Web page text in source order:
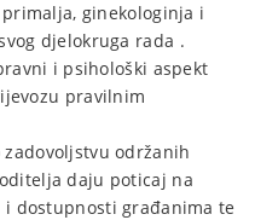
ginekologinja i
djelokruga rada .
i psihološki aspekt
pravilnim
održanih
daju poticaj na
i dostupnosti građanima te